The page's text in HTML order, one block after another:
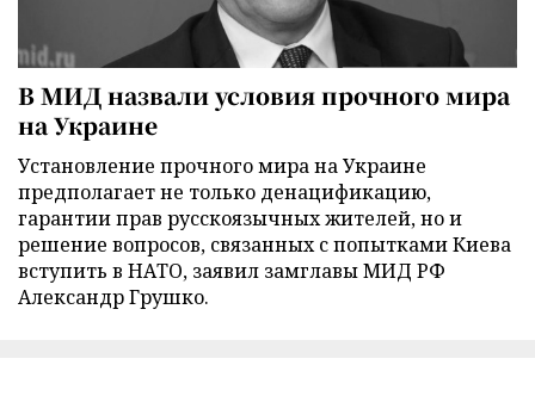
В МИД назвали условия прочного мира
на Украине
Установление прочного мира на Украине
предполагает не только денацификацию,
гарантии прав русскоязычных жителей, но и
решение вопросов, связанных с попытками Киева
вступить в НАТО, заявил замглавы МИД РФ
Александр Грушко.